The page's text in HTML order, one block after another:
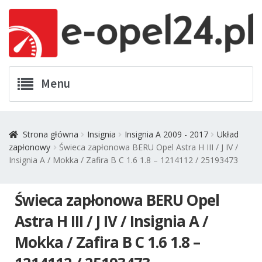
nawigacji
treści
Menu
Zamówienia
Koszyk
Promocje
Strona główna Insignia Insignia A 2009 - 2017
Układ
zapłonowy
Świeca zapłonowa BERU Opel Astra H III / J IV /
Insignia A / Mokka / Zafira B C 1.6 1.8 – 1214112 / 25193473
Świeca zapłonowa BERU Opel
Astra H III / J IV / Insignia A /
Mokka / Zafira B C 1.6 1.8 –